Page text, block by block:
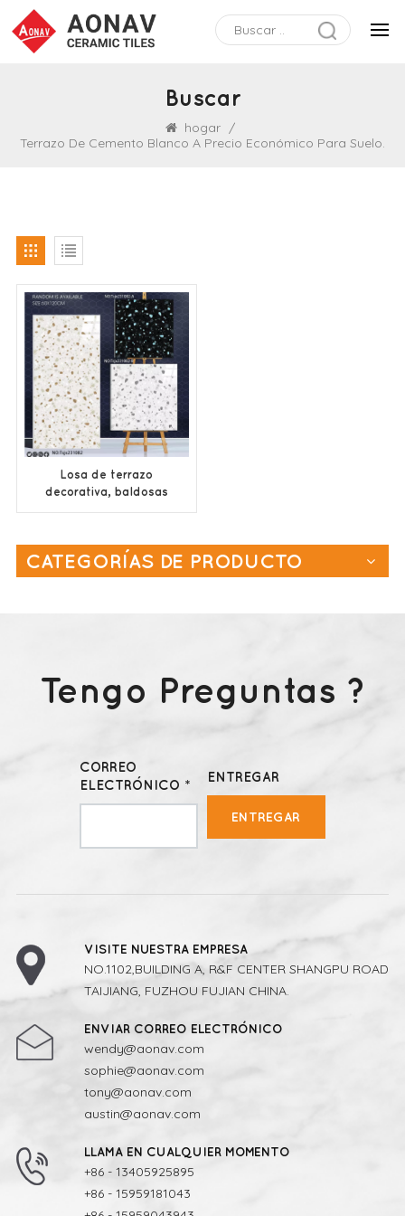
Buscar
hogar /
Terrazo De Cemento Blanco A Precio Económico Para Suelo.
Losa de terrazo
decorativa, baldosas
CATEGORÍAS DE PRODUCTO
Tengo Preguntas ?
CORREO
ELECTRÓNICO *
ENTREGAR
ENTREGAR
VISITE NUESTRA EMPRESA
NO.1102,BUILDING A, R&F CENTER SHANGPU ROAD
TAIJIANG, FUZHOU FUJIAN CHINA.
ENVIAR CORREO ELECTRÓNICO
wendy@aonav.com
sophie@aonav.com
tony@aonav.com
austin@aonav.com
LLAMA EN CUALQUIER MOMENTO
+86 - 13405925895
+86 - 15959181043